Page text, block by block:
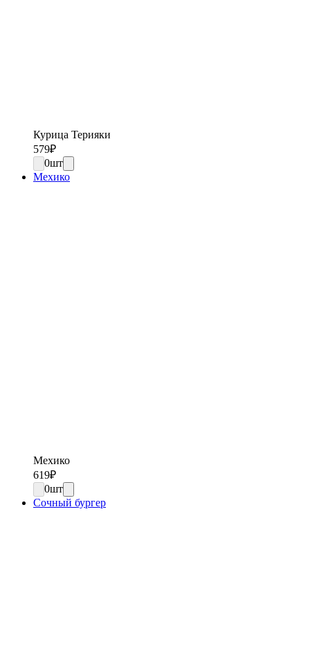
Курица Терияки
579₽
0шт
Мехико
Мехико
619₽
0шт
Сочный бургер